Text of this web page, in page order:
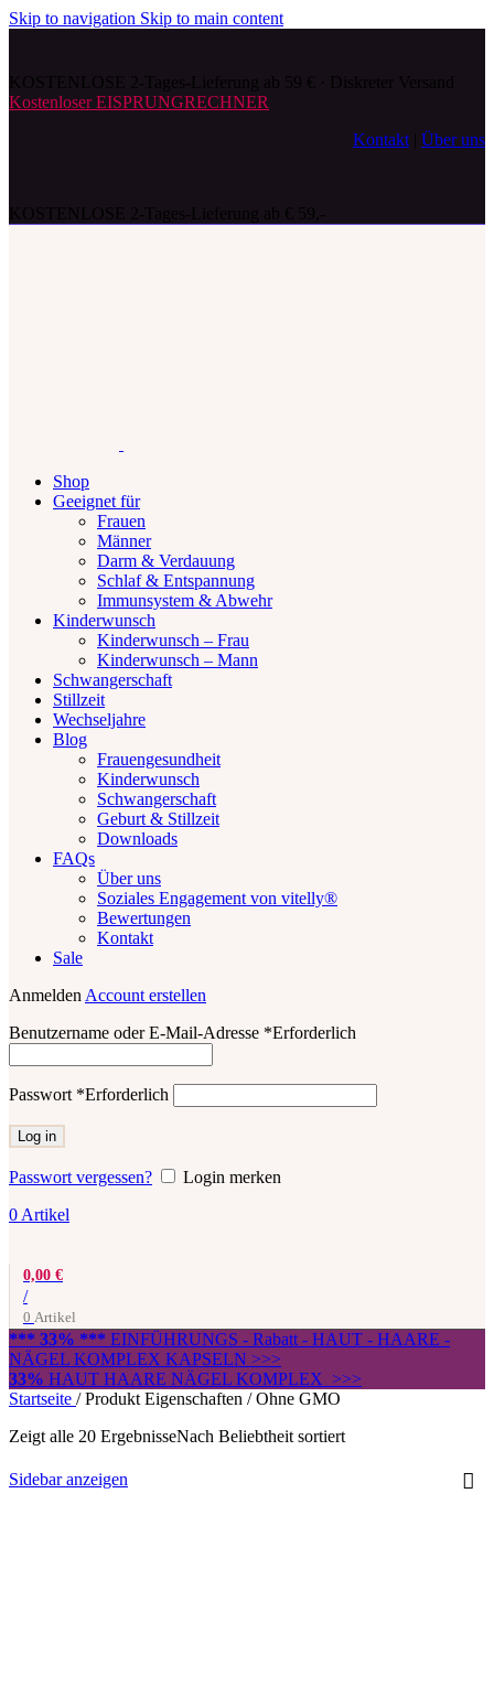
Skip to navigation Skip to main content
Kostenloser EISPRUNGRECHNER
Kontakt
Über uns
Shop
Geeignet für
Frauen
Männer
Darm & Verdauung
Schlaf & Entspannung
Immunsystem & Abwehr
Kinderwunsch
Kinderwunsch – Frau
Kinderwunsch – Mann
Schwangerschaft
Stillzeit
Wechseljahre
Blog
Frauengesundheit
Kinderwunsch
Schwangerschaft
Geburt & Stillzeit
Downloads
FAQs
Über uns
Soziales Engagement von vitelly®
Bewertungen
Kontakt
Sale
Anmelden Account erstellen
Benutzername oder E-Mail-Adresse *Erforderlich
Passwort *Erforderlich
Log in
Passwort vergessen?
Login merken
0 Artikel
0 Artikel
/
0,00 €
*** 33% *** EINFÜHRUNGS - Rabatt - HAUT - HAARE -
NÄGEL KOMPLEX KAPSELN >>>
33% HAUT HAARE NÄGEL KOMPLEX >>>
Startseite / Produkt Eigenschaften / Ohne GMO
Zeigt alle 20 ErgebnisseNach Beliebtheit sortiert
Sidebar anzeigen